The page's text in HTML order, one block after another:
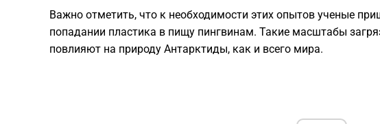
Важно отметить, что к необходимости этих опытов ученые
попадании пластика в пищу пингвинам. Такие масштабы
повлияют на природу Антарктиды, как и всего мира.